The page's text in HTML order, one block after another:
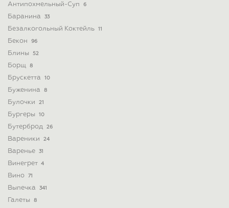
Антипохмельный-Суп 6
Баранина 33
Безалкогольный Коктейль 11
Бекон 96
Блины 52
Борщ 8
Брускетта 10
Буженина 8
Булочки 21
Бургеры 10
Бутерброд 26
Вареники 24
Варенье 31
Винегрет 4
Вино 71
Выпечка 341
Галеты 8